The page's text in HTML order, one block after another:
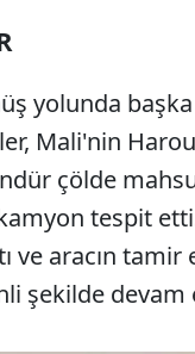
yolunda
Mali'nin
çölde
tespit
ve aracın
şekilde